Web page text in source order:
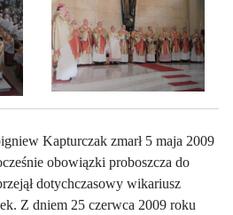
Kapturczak zmarł 5 maja 2009
obowiązki proboszcza do
dotychczasowy wikariusz
Z dniem 25 czerwca 2009 roku